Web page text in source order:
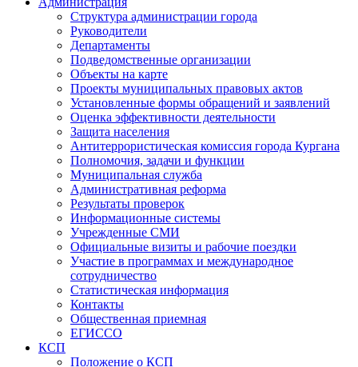
Структура администрации города
Руководители
Департаменты
Подведомственные организации
Объекты на карте
Проекты муниципальных правовых актов
Установленные формы обращений и заявлений
Оценка эффективности деятельности
Защита населения
Антитеррористическая комиссия города Кургана
Полномочия, задачи и функции
Муниципальная служба
Административная реформа
Результаты проверок
Информационные системы
Учрежденные СМИ
Официальные визиты и рабочие поездки
Участие в программах и международное
сотрудничество
Статистическая информация
Контакты
Общественная приемная
ЕГИССО
КСП
Положение о КСП